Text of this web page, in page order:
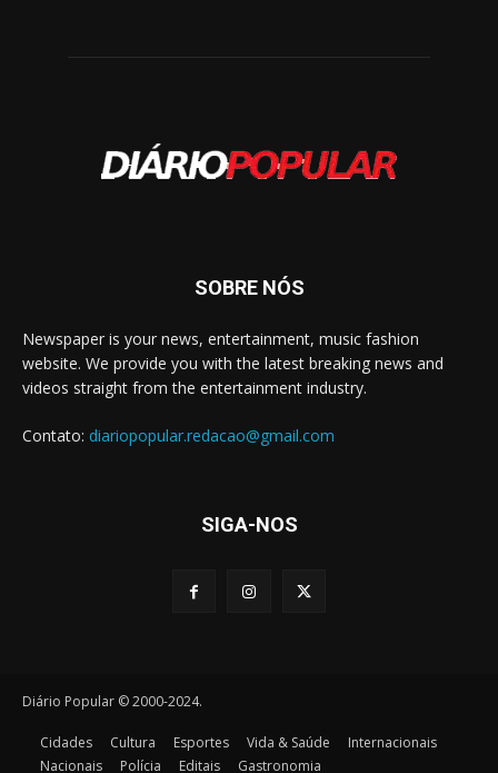
SOBRE NÓS
Newspaper is your news, entertainment, music fashion
website. We provide you with the latest breaking news and
videos straight from the entertainment industry.
Contato: diariopopular.redacao@gmail.com
SIGA-NOS
Diário Popular © 2000-2024.
Cidades Cultura Esportes Vida & Saúde
Internacionais
Nacionais
Polícia Editais Gastronomia